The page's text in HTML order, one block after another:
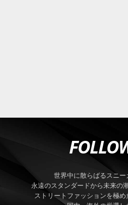
世界中に散らばるスニ
永遠のスタンダードから未来の
ストリートファッションを極